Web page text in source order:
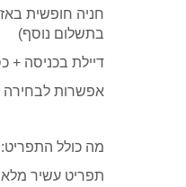
חניה חופשית
בתשלום נוסף)
דיילת בכניסה +
אפשרות לבחירה
מה כולל התפריט: